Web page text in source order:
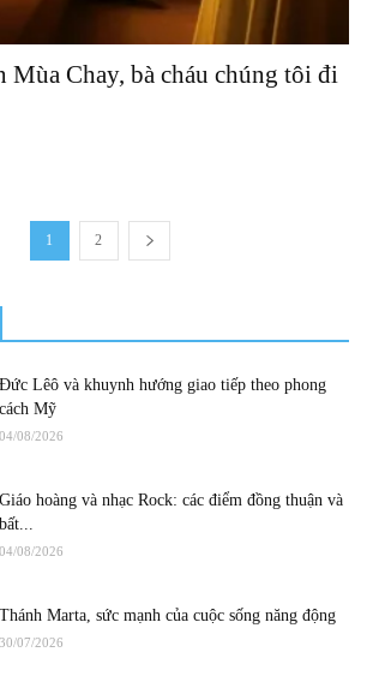
Mùa Chay, bà cháu chúng tôi đi
1 2
Đức Lêô và khuynh hướng giao tiếp theo phong
cách Mỹ
04/08/2026
Giáo hoàng và nhạc Rock: các điểm đồng thuận và
bất...
04/08/2026
Thánh Marta, sức mạnh của cuộc sống năng động
30/07/2026